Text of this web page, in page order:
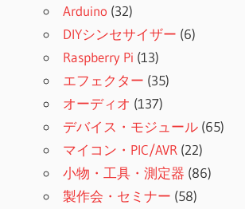
Arduino (32)
DIYシンセサイザー (6)
Raspberry Pi (13)
エフェクター (35)
オーディオ (137)
デバイス・モジュール (65)
マイコン・PIC/AVR (22)
小物・工具・測定器 (86)
製作会・セミナー (58)